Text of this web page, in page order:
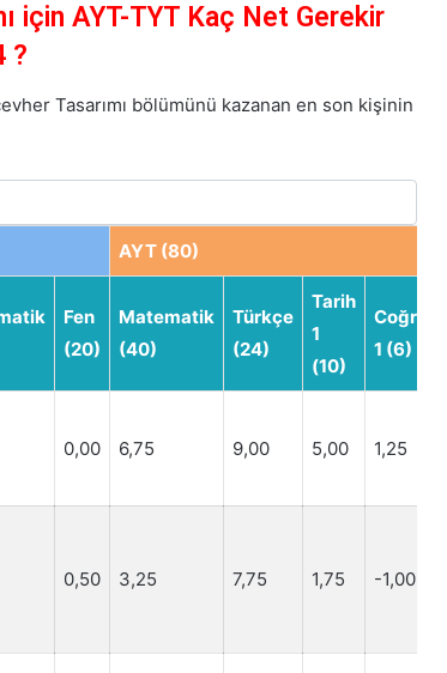
için AYT-TYT Kaç Net Gerekir
?
Tasarımı bölümünü kazanan en son kişinin
AYT (80)
Fen
(20)
Matematik
(40)
Türkçe
(24)
Tarih
1
(10)
Coğrafya
1 (6)
0,00 6,75 9,00 5,00 1,25
0,50 3,25 7,75 1,75 -1,00